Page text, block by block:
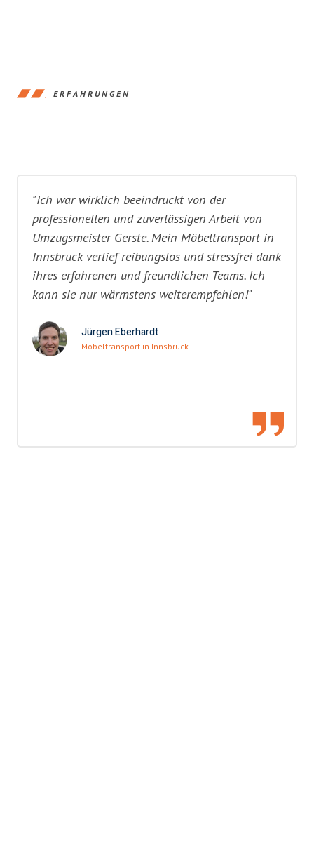
ERFAHRUNGEN
"Ich war wirklich beeindruckt von der
professionellen und zuverlässigen Arbeit von
Umzugsmeister Gerste. Mein Möbeltransport in
Innsbruck verlief reibungslos und stressfrei dank
ihres erfahrenen und freundlichen Teams. Ich
kann sie nur wärmstens weiterempfehlen!"
Jürgen Eberhardt
Möbeltransport in Innsbruck